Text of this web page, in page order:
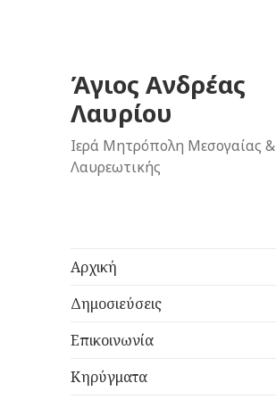
Άγιος Ανδρέας
Λαυρίου
Ιερά Μητρόπολη Μεσογαίας &
Λαυρεωτικής
Αρχική
Δημοσιεύσεις
Επικοινωνία
Κηρύγματα